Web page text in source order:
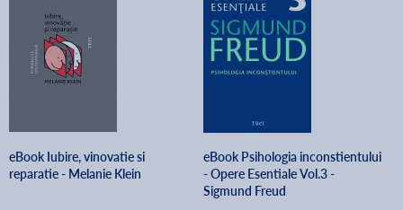
eBook Iubire, vinovatie si
reparatie - Melanie Klein
eBook Psihologia inconstientului
- Opere Esentiale Vol.3 -
Sigmund Freud